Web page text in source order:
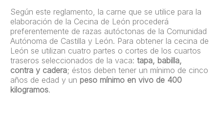
Según este reglamento, la carne que se utilice para la
elaboración de la Cecina de León procederá
preferentemente de razas autóctonas de la Comunidad
Autónoma de Castilla y León. Para obtener la cecina de
León se utilizan cuatro partes o cortes de los cuartos
traseros seleccionados de la vaca: tapa, babilla,
contra y cadera; éstos deben tener un mínimo de cinco
años de edad y un peso mínimo en vivo de 400
kilogramos.